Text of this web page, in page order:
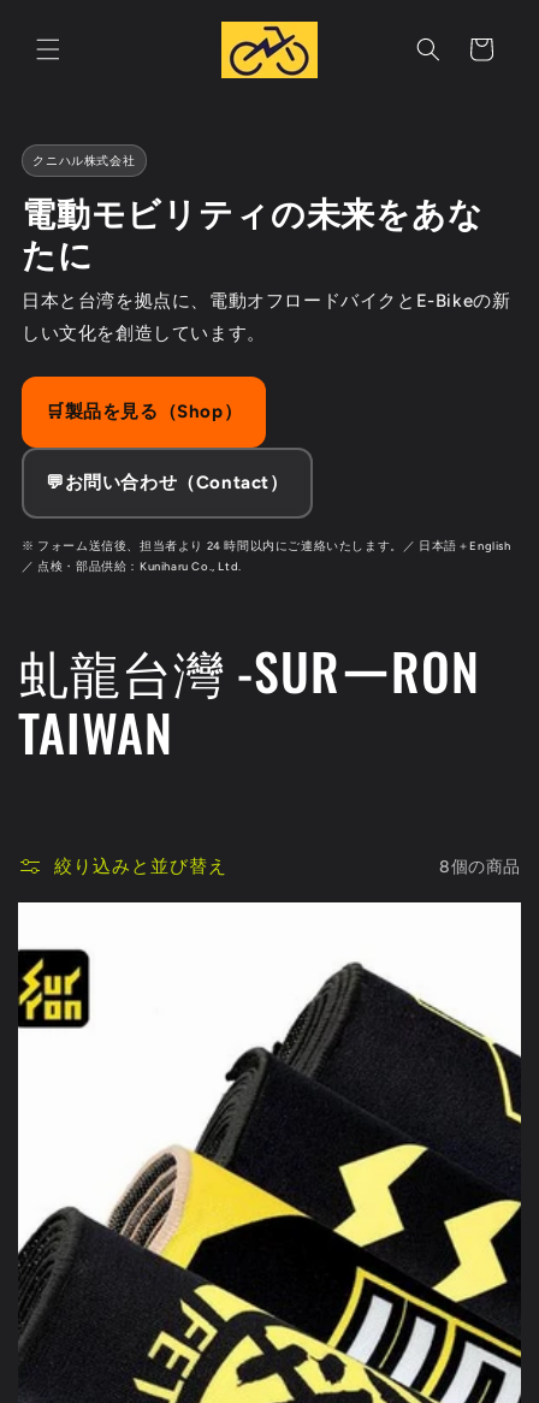
進む
ー
クニハル株式会社
電動モビリティの未来をあな
たに
日本と台湾を拠点に、電動オフロードバイクとE-Bikeの新
しい文化を創造しています。
🛒製品を見る（Shop）
💬お問い合わせ（Contact）
※ フォーム送信後、担当者より 24 時間以内にご連絡いたします。／ 日本語＋English
／ 点検・部品供給：Kuniharu Co., Ltd.
コ
レ
シ
ョ
ン
:
虬龍台灣 -SURーRON
TAIWAN
絞り込みと並び替え 8個の商品